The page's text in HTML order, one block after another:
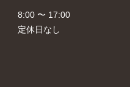
8:00 〜 17:00
定休日なし